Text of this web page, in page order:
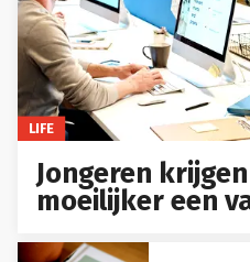
LIFE
Jongeren
moeilijker een